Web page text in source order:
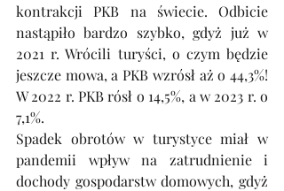
kontrakcji PKB na świecie. Odbicie
nastąpiło bardzo szybko, gdyż już w
2021 r. Wrócili turyści, o czym będzie
jeszcze mowa, a PKB wzrósł aż o 44,3%!
W 2022 r. PKB rósł o 14,5%, a w 2023 r. o
7,1%.
Spadek obrotów w turystyce miał w
pandemii wpływ na zatrudnienie i
dochody gospodarstw domowych, gdyż